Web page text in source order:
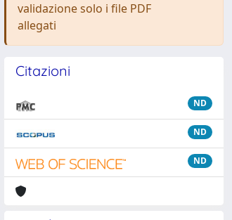
validazione solo i file PDF
allegati
Citazioni
ND
ND
ND